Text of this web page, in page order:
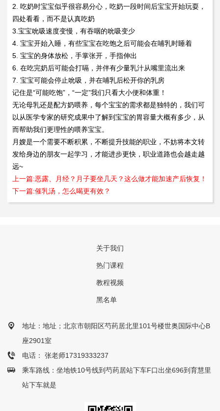
2. 吃奶时宝宝似乎很容易分心，吃奶一段时间后宝宝开始玩耍，
四处看看，而不是认真吃奶
3.宝宝吮吸速度变慢，有吞咽的吮吸变少
4. 宝宝开始入睡，有些宝宝在吃饱之后可能会在哺乳时睡着
5. 宝宝的身体放松，手掌张开，手指伸出
6. 在吃完奶后可能会打嗝，并伴有少量乳汁从嘴里流出来
7. 宝宝可能会停止吮吸，并在哺乳后松开你的乳房
记住是“可能吃饱”，“一定”我们只看大小便和体重！
无论母乳还是配方奶喂养，每个宝宝的需求都是独特的，我们可
以从医学专家的研究成果中了解到宝宝的胃容量大概有多少，从
而帮助我们更理性的喂养宝宝。
月嫂是一个需要不断积累，不断提升技能的职业，不妨将本文转
发给身边的朋友一起学习，才能进步更快，职业道路也会越走越
远~
上一篇:恶露、月经？月子要坐几天？这么做才能加速产后恢复！
下一篇:催乳汤，怎么喝更有效？
关于我们
热门课程
教程视频
黑名单
地址：地址；北京市朝阳区芍药居北里101号楼世奥国际中心B
座2901室
电话： 张老师17319333237
乘车路线：坐地铁10号线到芍药居站下车F口出坐696到育慧里
站下车就是